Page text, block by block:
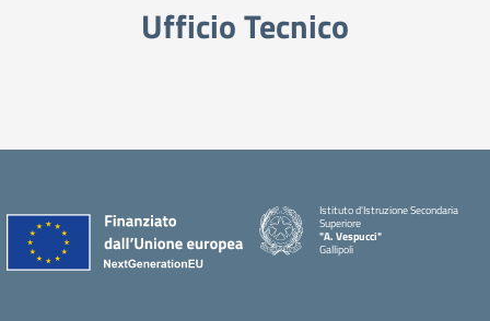
Ufficio Tecnico
Istituto d'Istruzione Secondaria
Superiore
"A. Vespucci"
Gallipoli